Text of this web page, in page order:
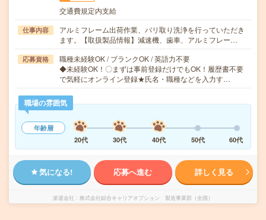
交通費規定内支給
仕事内容
アルミフレーム出荷作業、バリ取り洗浄を行っていただき
ます。【取扱製品情報】減速機、歯車、アルミフレー…
応募資格
職種未経験OK / ブランクOK / 英語力不要
◆未経験OK！〇まずは事前登録だけでもOK！履歴書不要
で気軽にオンライン登録★氏名・職種などを入力す…
職場の雰囲気
年齢層
20代
30代 40代 50代 60代
気になる! 応募へ進む 詳しく見る
派遣会社 株式会社綜合キャリアオプション 製造事業部（全国）